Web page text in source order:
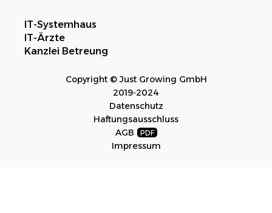
IT-Systemhaus
IT-Ärzte
Kanzlei Betreung
Copyright © Just Growing GmbH
2019-2024
Datenschutz
Haftungsausschluss
AGB
Impressum